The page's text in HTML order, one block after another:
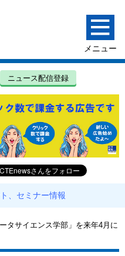
ニュース配信登録
、セミナー情報
タサイエンス学部」を来年4⽉に